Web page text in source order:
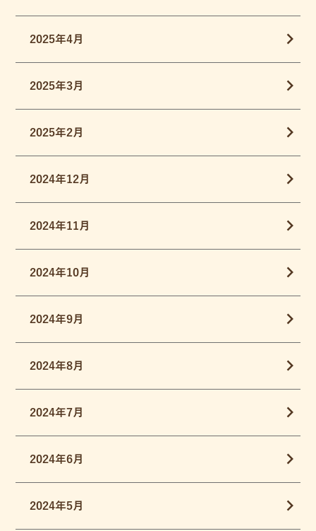
2025年4月
2025年3月
2025年2月
2024年12月
2024年11月
2024年10月
2024年9月
2024年8月
2024年7月
2024年6月
2024年5月